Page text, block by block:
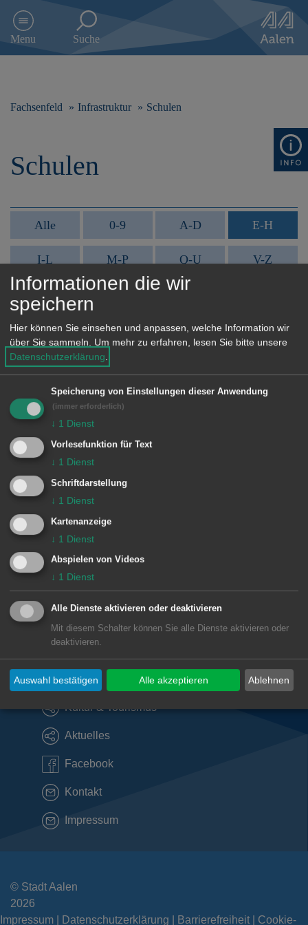
e
p
g
n
Menu Suche
Fachsenfeld Infrastruktur Schulen
Schulen
Alle 0-9 A-D E-H
I-L M-P Q-U V-Z
Für die von Ihnen ausgewählten Filter
liegen leider keine Inhalte vor
Unsere Anschrift
Reinhard-von-Koenig-Schule Fachsenfeld
Kirchstraße 45
73434 Aalen-Fachsenfeld
07366 9631-0
poststelle@04125325.schule.bwl.de
Subwebs
Direktlinks
Kultur & Tourismus
Aktuelles
Facebook
Kontakt
Impressum
© Stadt Aalen
2026
Impressum
Datenschutzerklärung Barrierefreiheit Cookie-
Informationen die wir
speichern
Hier können Sie einsehen und anpassen, welche Information wir
über Sie sammeln. Um mehr zu erfahren, lesen Sie bitte unsere
Datenschutzerklärung.
Speicherung von Einstellungen dieser Anwendung
(immer erforderlich)
↓ 1 Dienst
Vorlesefunktion für Text
↓ 1 Dienst
Schriftdarstellung
↓ 1 Dienst
Kartenanzeige
↓ 1 Dienst
Abspielen von Videos
↓ 1 Dienst
Alle Dienste aktivieren oder deaktivieren
Mit diesem Schalter können Sie alle Dienste aktivieren oder
deaktivieren.
Ablehnen
Auswahl bestätigen Alle akzeptieren